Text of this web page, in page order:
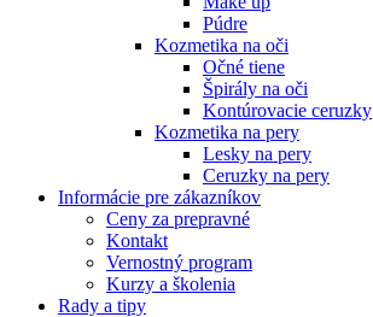
Púdre
Kozmetika na oči
Očné tiene
Špirály na oči
Kontúrovacie ceruzky
Kozmetika na pery
Lesky na pery
Ceruzky na pery
Informácie pre zákazníkov
Ceny za prepravné
Kontakt
Vernostný program
Kurzy a školenia
Rady a tipy